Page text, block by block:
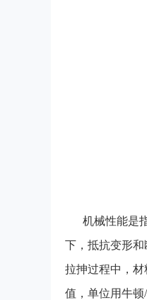
机械性能是
下，抵抗变形
拉抻过程中，
值，单位用牛顿